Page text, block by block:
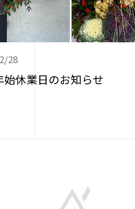
28
始休業日のお知らせ